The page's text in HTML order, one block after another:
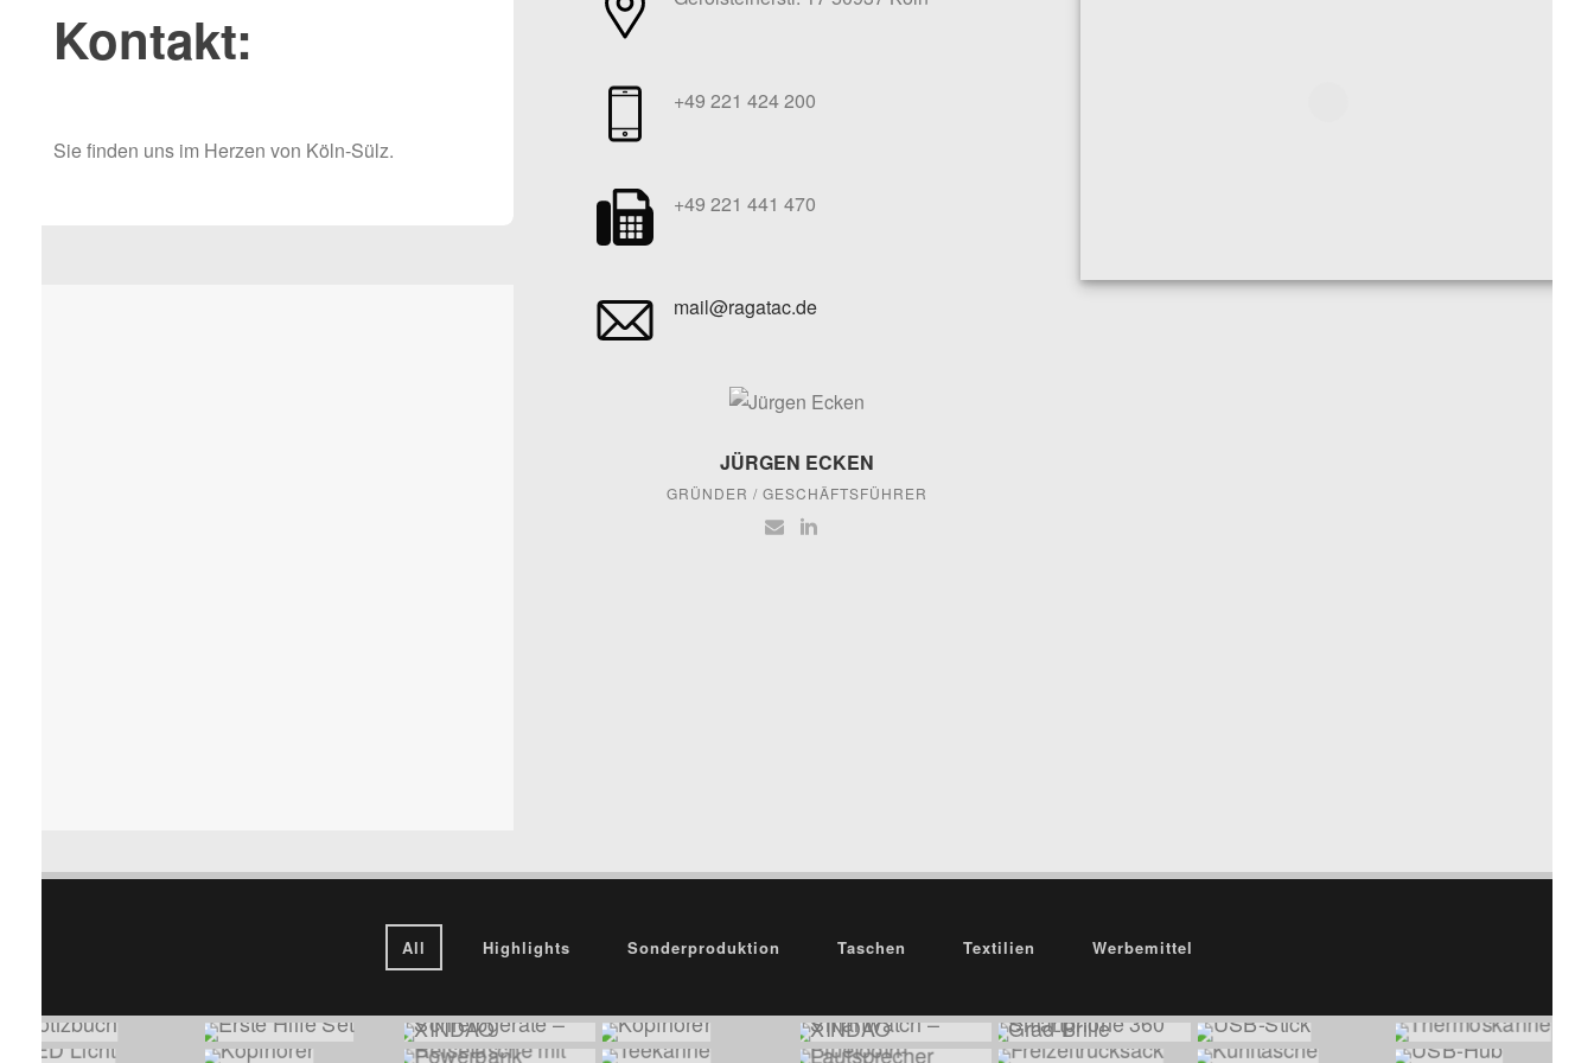
Kontakt:
Sie finden uns im Herzen von Köln-Sülz.
+49 221 424 200
+49 221 441 470
mail@ragatac.de
JÜRGEN ECKEN
GRÜNDER / GESCHÄFTSFÜHRER
All Highlights Sonderproduktion Taschen Textilien Werbemittel